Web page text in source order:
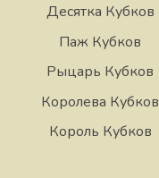
Десятка Кубков
Паж Кубков
Рыцарь Кубков
Королева Кубков
Король Кубков